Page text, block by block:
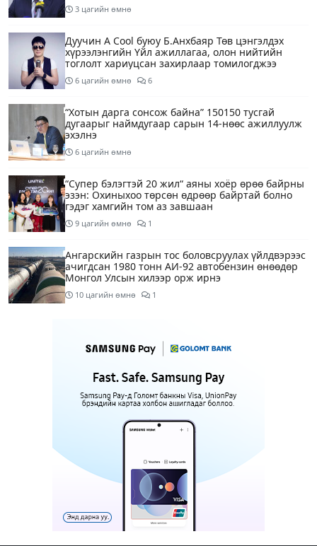
3 цагийн өмнө
Дуучин A Cool буюу Б.Анхбаяр Төв цэнгэлдэх
хүрээлэнгийн Үйл ажиллагаа, олон нийтийн
тоглолт хариуцсан захирлаар томилогджээ
6 цагийн өмнө 6
“Хотын дарга сонсож байна” 150150 тусгай
дугаарыг наймдугаар сарын 14-нөөс ажиллуулж
эхэлнэ
6 цагийн өмнө
“Супер бэлэгтэй 20 жил“ аяны хоёр өрөө байрны
эзэн: Охиныхоо төрсөн өдрөөр байртай болно
гэдэг хамгийн том аз завшаан
9 цагийн өмнө 1
Ангарскийн газрын тос боловсруулах үйлдвэрээс
ачигдсан 1980 тонн АИ-92 автобензин өнөөдөр
Монгол Улсын хилээр орж ирнэ
10 цагийн өмнө 1
төрийн бодлогын хомсдол үүсээд байна
Нэгдүгээр хорооллын арын замыг өнөөдөр орой
23:00 цагаас түр хааж, борооны ус зайлуулах
шугамын хөндлөн сэтэлгээ хийнэ
Нэгдүгээр ангид элсэгчдийн бүртгэлийг энэ
сарын 17-ноос E-Mongolia системээр зохион
12 цагийн өмнө